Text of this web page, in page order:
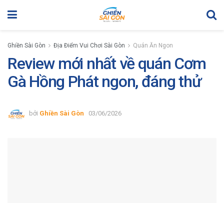
Ghiền Sài Gòn Địa Điểm Vui Chơi Sài Gòn Quán Ăn Ngon
Review mới nhất về quán Cơm
Gà Hồng Phát ngon, đáng thử
bởi Ghiền Sài Gòn 03/06/2026